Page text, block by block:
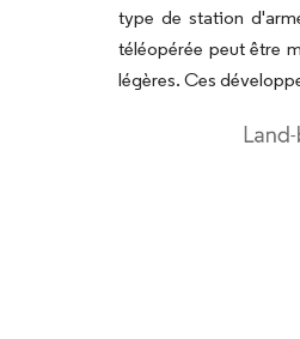
type de station
téléopérée peut être
légères. Ces